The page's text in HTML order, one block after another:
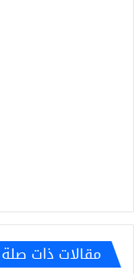
مقالات ذات صلة